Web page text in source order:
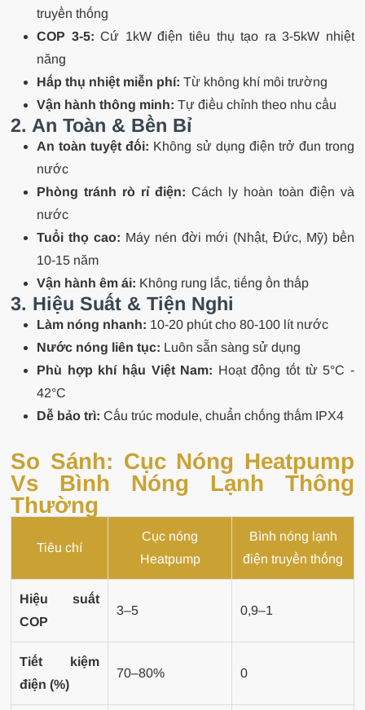
truyền thống
COP 3-5: Cứ 1kW điện tiêu thụ tạo ra 3-5kW nhiệt
năng
Hấp thụ nhiệt miễn phí: Từ không khí môi trường
Vận hành thông minh: Tự điều chỉnh theo nhu cầu
2. An Toàn & Bền Bỉ
An toàn tuyệt đối: Không sử dụng điện trở đun trong
nước
Phòng tránh rò rỉ điện: Cách ly hoàn toàn điện và
nước
Tuổi thọ cao: Máy nén đời mới (Nhật, Đức, Mỹ) bền
10-15 năm
Vận hành êm ái: Không rung lắc, tiếng ồn thấp
3. Hiệu Suất & Tiện Nghi
Làm nóng nhanh: 10-20 phút cho 80-100 lít nước
Nước nóng liên tục: Luôn sẵn sàng sử dụng
Phù hợp khí hậu Việt Nam: Hoạt động tốt từ 5°C -
42°C
Dễ bảo trì: Cấu trúc module, chuẩn chống thấm IPX4
So Sánh: Cục Nóng Heatpump
Vs Bình Nóng Lạnh Thông
Thường
Tiêu chí
Cục nóng
Heatpump
Bình nóng lạnh
điện truyền thống
Hiệu suất
COP
3–5 0,9–1
Tiết kiệm
điện (%)
70–80% 0